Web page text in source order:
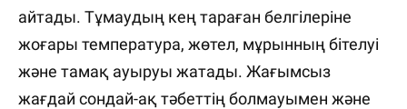
айтады. Тұмаудың кең тараған белгілеріне
жоғары температура, жөтел, мұрынның бітелуі
және тамақ ауыруы жатады. Жағымсыз
жағдай сондай-ақ тәбеттің болмауымен және